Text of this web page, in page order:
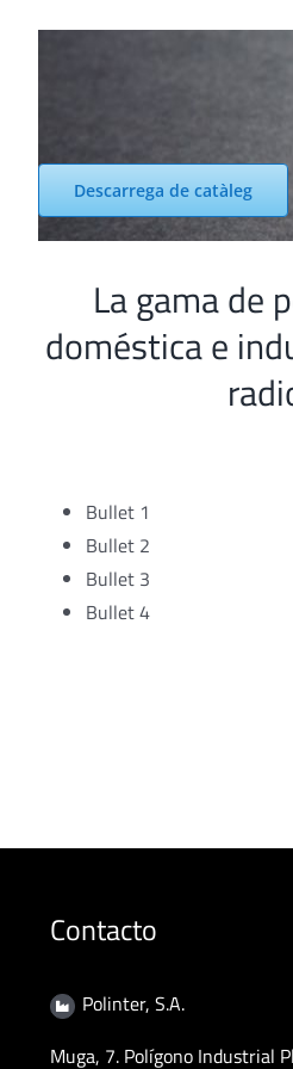
Descarrega de catàleg
La gama de
doméstica e
Bullet 1
Bullet 2
Bullet 3
Bullet 4
Contacto
Polinter, S.A.
Muga, 7. Polígono Industrial